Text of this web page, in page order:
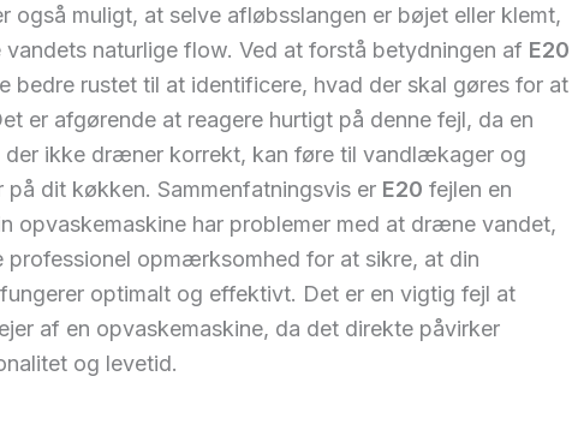
også muligt, at selve afløbsslangen er bøjet eller klemt,
vandets naturlige flow. Ved at forstå betydningen af E20
bedre rustet til at identificere, hvad der skal gøres for at
er afgørende at reagere hurtigt på denne fejl, da en
der ikke dræner korrekt, kan føre til vandlækager og
på dit køkken. Sammenfatningsvis er E20 fejlen en
opvaskemaskine har problemer med at dræne vandet,
opmærksomhed for at sikre, at din
optimalt og effektivt. Det er en vigtig fejl at
af en opvaskemaskine, da det direkte påvirker
og levetid.